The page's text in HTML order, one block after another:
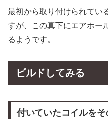
最初から取り付けられてい
すが、この真下にエアホー
るようです。
ビルドしてみる
付いていたコイルをそ